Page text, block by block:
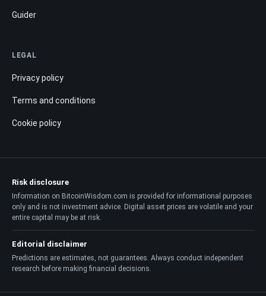
Guider
LEGAL
Privacy policy
Terms and conditions
Cookie policy
Risk disclosure
Information on BitcoinWisdom.com is provided for informational purposes
only and is not investment advice. Digital asset prices are volatile and your
entire capital may be at risk.
Editorial disclaimer
Predictions are estimates, not guarantees. Always conduct independent
research before making financial decisions.